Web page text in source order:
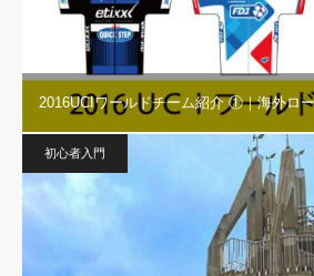
2016UCIワールドチーム紹介 ①｜海外ロ
初心者入門